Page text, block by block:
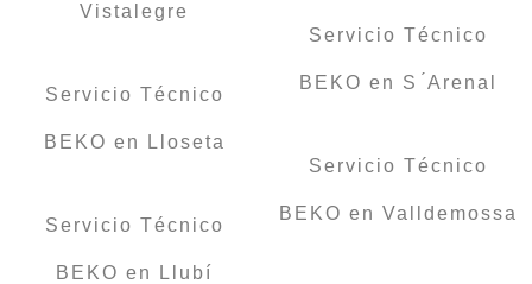
Vistalegre
Servicio Técnico
BEKO en Lloseta
Servicio Técnico
BEKO en Llubí
Servicio Técnico
BEKO en S ́Arenal
Servicio Técnico
BEKO en Valldemossa